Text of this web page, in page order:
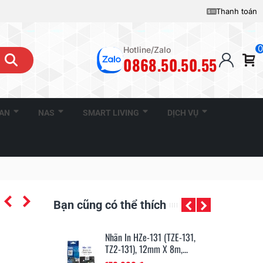
Thanh toán
Hotline/Zalo
0868.50.50.55
0
NAS SMART LIVING DỊCH VỤ
Bạn cũng có thể thích
Nhãn In HZe-221 (TZe-221,
TZ2-221), 9mm X 8m,...